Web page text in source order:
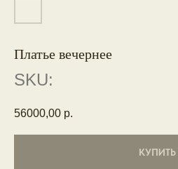
Платье вечернее
SKU:
56000,00 р.
КУПИТЬ